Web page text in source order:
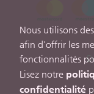
Nous utilisons
afin d'offrir les
fonctionnalités
Lisez notre
confidentialité